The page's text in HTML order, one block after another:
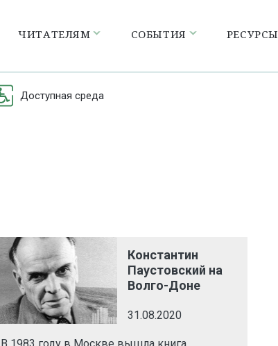
ЧИТАТЕЛЯМ СОБЫТИЯ РЕСУРСЫ
Доступная среда
Константин
Паустовский на
Волго-Доне
31.08.2020